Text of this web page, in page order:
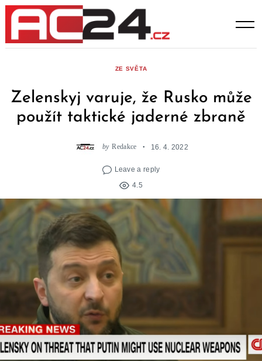
Skip
content
ZE SVĚTA
Zelenskyj varuje, že Rusko může
použít taktické jaderné zbraně
by Redakce 16. 4. 2022
Leave a reply
4.5